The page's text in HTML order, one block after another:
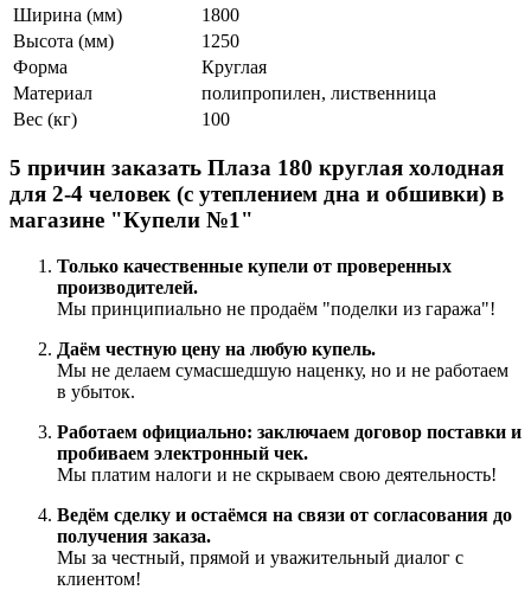
Ширина (мм)
1800
Высота (мм)
1250
Форма
Круглая
Материал
полипропилен, лиственница
Вес (кг)
100
5 причин заказать Плаза 180 круглая холодная
для 2-4 человек (с утеплением дна и обшивки) в
магазине "Купели №1"
Только качественные купели от проверенных
производителей.
Мы принципиально не продаём "поделки из гаража"!
Даём честную цену на любую купель.
Мы не делаем сумасшедшую наценку, но и не работаем
в убыток.
Работаем официально: заключаем договор поставки и
пробиваем электронный чек.
Мы платим налоги и не скрываем свою деятельность!
Ведём сделку и остаёмся на связи от согласования до
получения заказа.
Мы за честный, прямой и уважительный диалог с
клиентом!